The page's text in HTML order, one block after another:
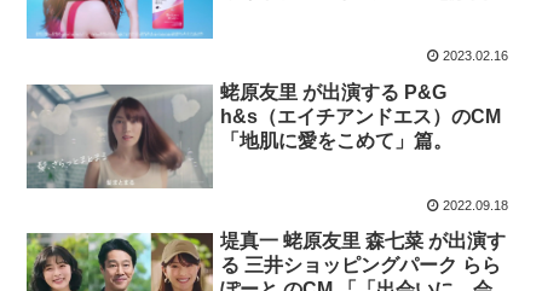
2023.02.16
蛯原友里 が出演する P&G
h&s（エイチアンドエス）のCM
「地肌に愛をこめて」篇。
2022.09.18
堤真一 蛯原友里 森七菜 が出演す
る 三井ショッピングパーク らら